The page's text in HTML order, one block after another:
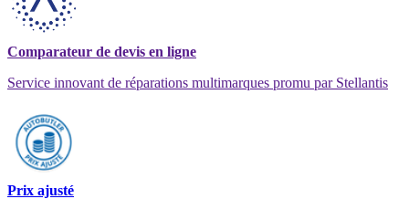
Comparateur de devis en ligne
Service innovant de réparations multimarques promu par Stellantis
Prix ajusté